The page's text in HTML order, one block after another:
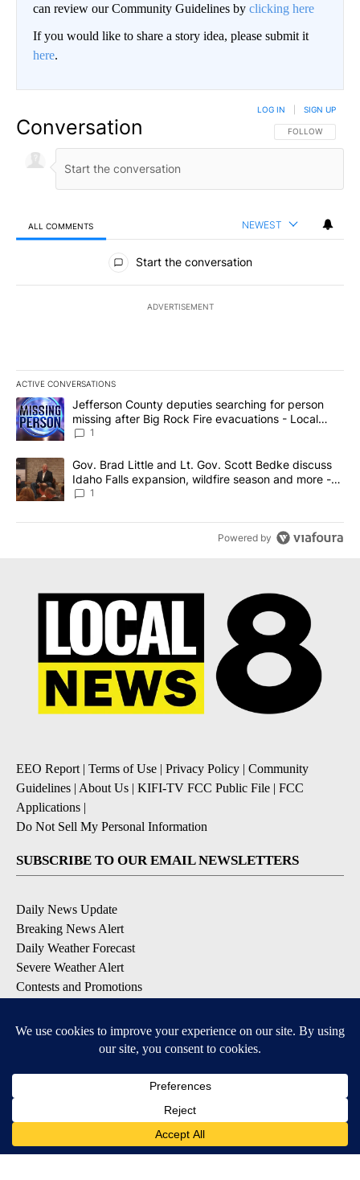
can review our Community Guidelines by clicking here
If you would like to share a story idea, please submit it
here.
Conversation FOLLOW THIS
FOLLOW
LOG IN SIGN UP
ALL COMMENTS NEWEST
All Comments
Start the conversation
ADVERTISEMENT
ACTIVE CONVERSATIONS
The following is a list of the most commented articles in the last
A trending article titled "Jefferson County deputies searching
Jefferson County deputies searching for person
missing after Big Rock Fire evacuations - Local
News 8
1
A trending article titled "Gov. Brad Little and Lt. Gov. Scott
Gov. Brad Little and Lt. Gov. Scott Bedke discuss
Idaho Falls expansion, wildfire season and more -
Local News 8
1
Powered by
EEO Report| Terms of Use | Privacy Policy | Community
Guidelines | About Us | KIFI-TV FCC Public File | FCC
Applications |
Do Not Sell My Personal Information
SUBSCRIBE TO OUR EMAIL NEWSLETTERS
Daily News Update
Breaking News Alert
Daily Weather Forecast
Severe Weather Alert
Contests and Promotions